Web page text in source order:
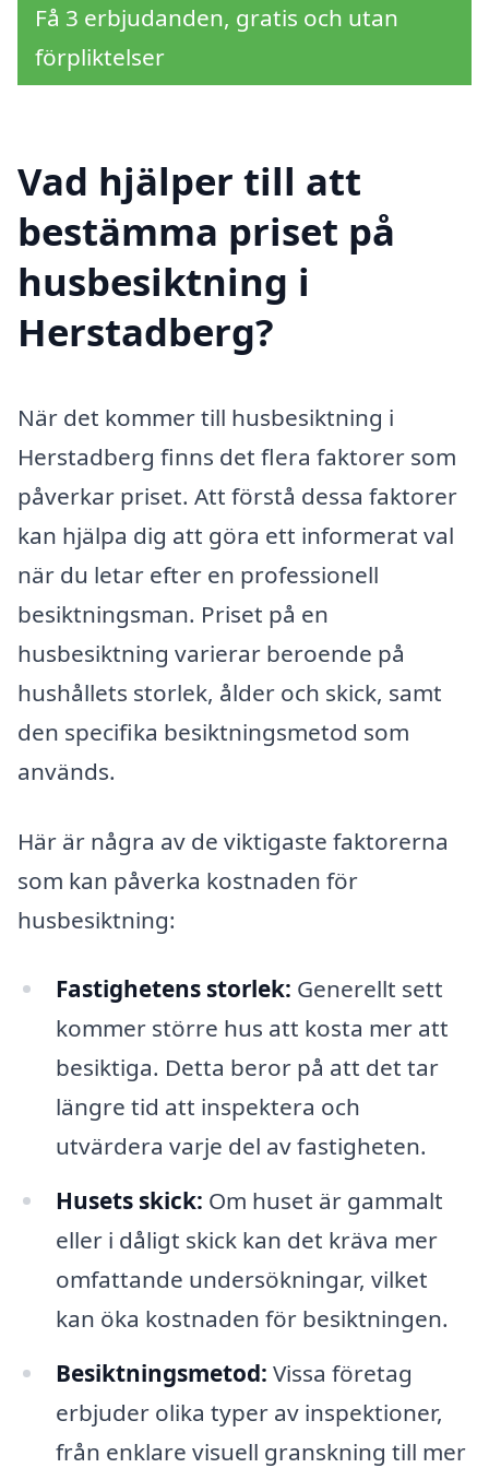
Få 3 erbjudanden, gratis och utan
förpliktelser
Vad hjälper till att
bestämma priset på
husbesiktning i
Herstadberg?
När det kommer till husbesiktning i
Herstadberg finns det flera faktorer som
påverkar priset. Att förstå dessa faktorer
kan hjälpa dig att göra ett informerat val
när du letar efter en professionell
besiktningsman. Priset på en
husbesiktning varierar beroende på
hushållets storlek, ålder och skick, samt
den specifika besiktningsmetod som
används.
Här är några av de viktigaste faktorerna
som kan påverka kostnaden för
husbesiktning:
Fastighetens storlek: Generellt sett
kommer större hus att kosta mer att
besiktiga. Detta beror på att det tar
längre tid att inspektera och
utvärdera varje del av fastigheten.
Husets skick: Om huset är gammalt
eller i dåligt skick kan det kräva mer
omfattande undersökningar, vilket
kan öka kostnaden för besiktningen.
Besiktningsmetod: Vissa företag
erbjuder olika typer av inspektioner,
från enklare visuell granskning till mer